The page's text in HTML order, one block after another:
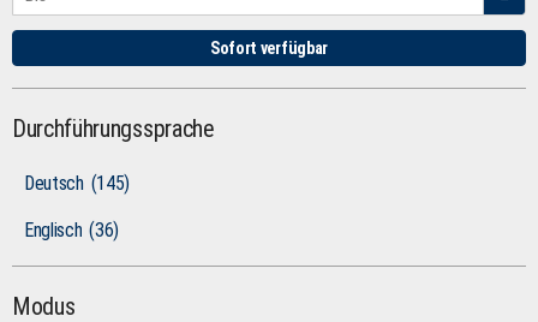
Sofort verfügbar
Durchführungssprache
Deutsch (145)
Englisch (36)
Modus